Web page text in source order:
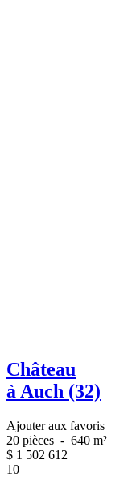
Château
à Auch (32)
Ajouter aux favoris
20 pièces - 640 m²
$ 1 502 612
10